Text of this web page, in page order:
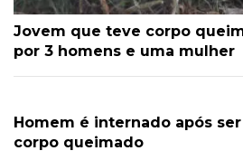
Jovem que teve corpo
por 3 homens e uma mulher
Homem é internado após
corpo queimado